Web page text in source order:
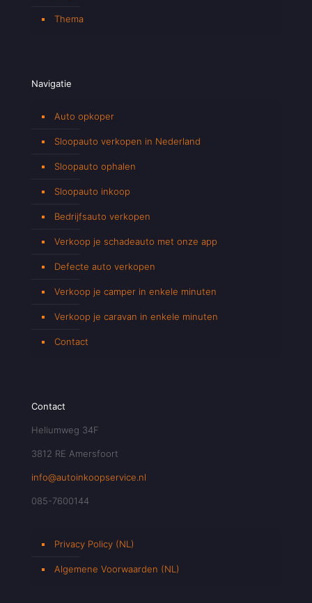
Thema
Navigatie
Auto opkoper
Sloopauto verkopen in Nederland
Sloopauto ophalen
Sloopauto inkoop
Bedrijfsauto verkopen
Verkoop je schadeauto met onze app
Defecte auto verkopen
Verkoop je camper in enkele minuten
Verkoop je caravan in enkele minuten
Contact
Contact
Heliumweg 34F
3812 RE Amersfoort
info@autoinkoopservice.nl
085-7600144
Privacy Policy (NL)
Algemene Voorwaarden (NL)